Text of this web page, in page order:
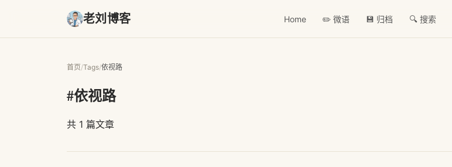
老刘博客 Home ✏️ 微语 💾 归档 🔍 搜索
首页/Tags/依视路
#依视路
共 1 篇文章